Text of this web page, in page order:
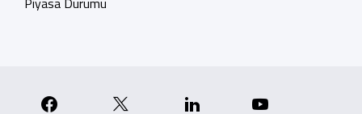
Instagram Facebook Linkedin